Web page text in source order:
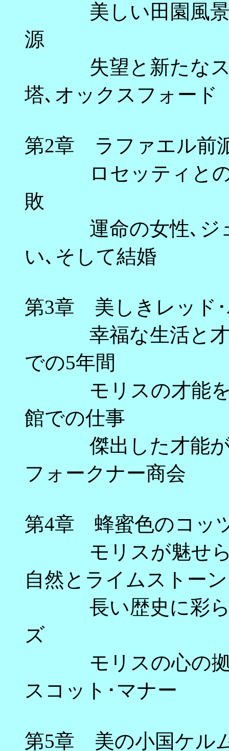
美しい田園風景
源
失望と新たなス
塔､オックスフ
第2章 ラファエル前
ロセッティとの
敗
運命の女性､ジェ
い､そして
第3章 美しきレッド
幸福な生活と才
での5年
モリスの才能を
館での仕
傑出した才能が集
フォークナー商
第4章 蜂蜜色のコッ
モリスが魅せら
自然とライムスト
長い歴史に彩ら
ズ
モリスの心の拠
スコット･マ
第5章 美の小国ケル